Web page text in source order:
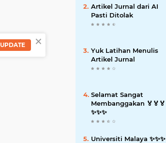
Artikel Jurnal dari AI
Pasti Ditolak
Yuk Latihan Menulis
Artikel Jurnal
Selamat Sangat
Membanggakan 🏅🏅🏅
✨️✨️✨️
Universiti Malaya ✨️✨️✨️
×
UPDATE